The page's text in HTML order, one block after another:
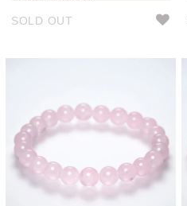
SOLD OUT